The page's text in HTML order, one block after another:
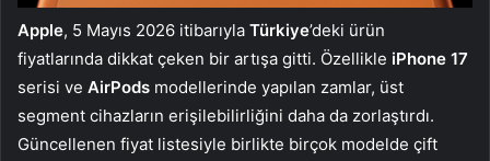
Apple, 5 Mayıs 2026 itibarıyla Türkiye’deki ürün
fiyatlarında dikkat çeken bir artışa gitti. Özellikle iPhone 17
serisi ve AirPods modellerinde yapılan zamlar, üst
segment cihazların erişilebilirliğini daha da zorlaştırdı.
Güncellenen fiyat listesiyle birlikte birçok modelde çift